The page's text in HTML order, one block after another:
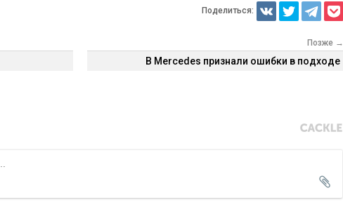
Поделиться:
Позже →
В Mercedes признали ошибки в подходе